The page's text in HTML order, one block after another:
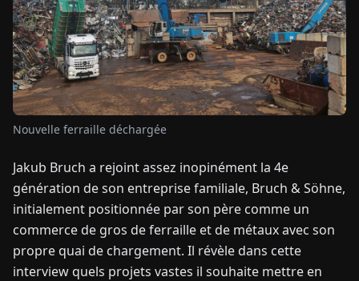
CONTACTEZ-
NOUS
Nouvelle ferraille déchargée
Jakub Bruch a rejoint assez inopinément la 4e
génération de son entreprise familiale, Bruch & Söhne,
initialement positionnée par son père comme un
commerce de gros de ferraille et de métaux avec son
propre quai de chargement. Il révèle dans cette
interview quels projets vastes il souhaite mettre en